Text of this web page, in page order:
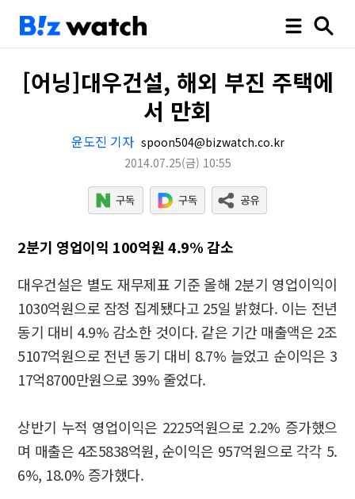
[어닝]대우건설, 해외 부진 주택에
서 만회
윤도진 기자 spoon504@bizwatch.co.kr
2014.07.25(금) 10:55
2분기 영업이익 100억원 4.9% 감소
대우건설은 별도 재무제표 기준 올해 2분기 영업이익이
1030억원으로 잠정 집계됐다고 25일 밝혔다. 이는 전년
동기 대비 4.9% 감소한 것이다. 같은 기간 매출액은 2조
5107억원으로 전년 동기 대비 8.7% 늘었고 순이익은 3
17억8700만원으로 39% 줄었다.
상반기 누적 영업이익은 2225억원으로 2.2% 증가했으
며 매출은 4조5838억원, 순이익은 957억원으로 각각 5.
6%, 18.0% 증가했다.